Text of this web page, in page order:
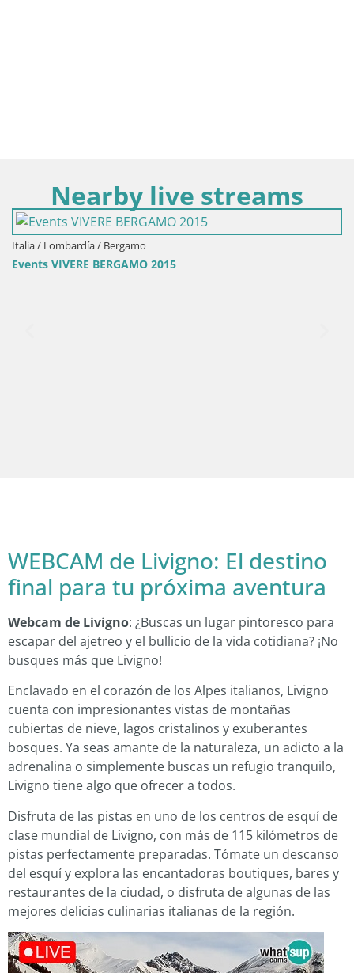
Nearby live streams
Italia / Lombardía / Bergamo
Events VIVERE BERGAMO 2015
WEBCAM de Livigno: El destino
final para tu próxima aventura
Webcam de Livigno: ¿Buscas un lugar pintoresco para
escapar del ajetreo y el bullicio de la vida cotidiana? ¡No
busques más que Livigno!
Enclavado en el corazón de los Alpes italianos, Livigno
cuenta con impresionantes vistas de montañas
cubiertas de nieve, lagos cristalinos y exuberantes
bosques. Ya seas amante de la naturaleza, un adicto a la
adrenalina o simplemente buscas un refugio tranquilo,
Livigno tiene algo que ofrecer a todos.
Disfruta de las pistas en uno de los centros de esquí de
clase mundial de Livigno, con más de 115 kilómetros de
pistas perfectamente preparadas. Tómate un descanso
del esquí y explora las encantadoras boutiques, bares y
restaurantes de la ciudad, o disfruta de algunas de las
mejores delicias culinarias italianas de la región.